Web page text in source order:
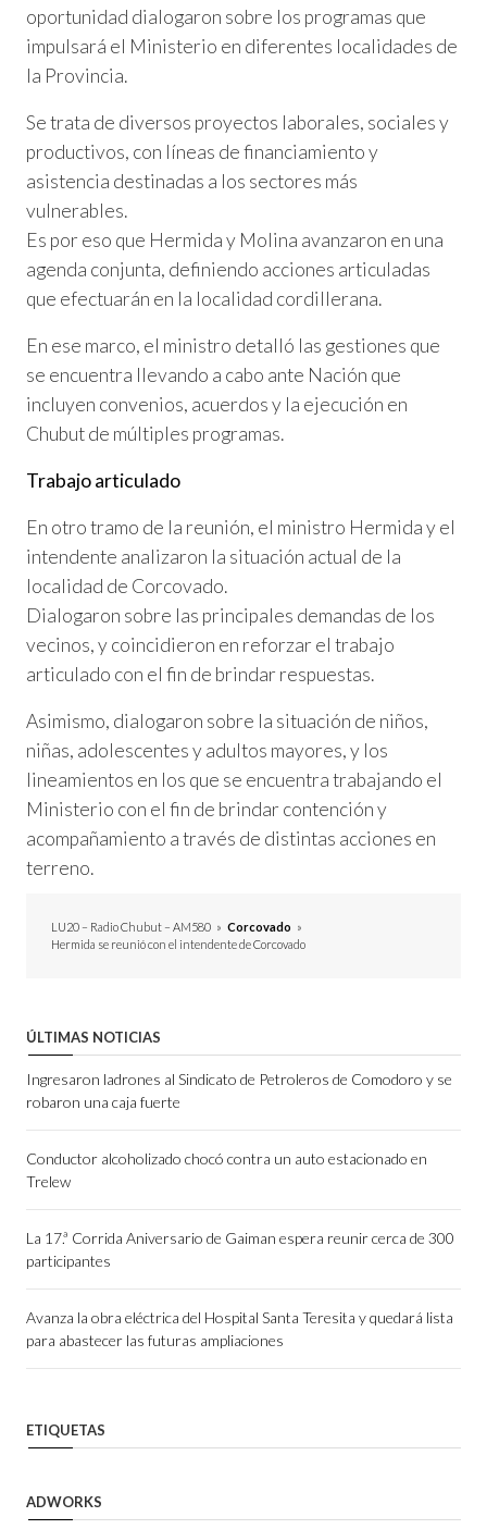
oportunidad dialogaron sobre los programas que
impulsará el Ministerio en diferentes localidades de
la Provincia.
Se trata de diversos proyectos laborales, sociales y
productivos, con líneas de financiamiento y
asistencia destinadas a los sectores más
vulnerables.
Es por eso que Hermida y Molina avanzaron en una
agenda conjunta, definiendo acciones articuladas
que efectuarán en la localidad cordillerana.
En ese marco, el ministro detalló las gestiones que
se encuentra llevando a cabo ante Nación que
incluyen convenios, acuerdos y la ejecución en
Chubut de múltiples programas.
Trabajo articulado
En otro tramo de la reunión, el ministro Hermida y el
intendente analizaron la situación actual de la
localidad de Corcovado.
Dialogaron sobre las principales demandas de los
vecinos, y coincidieron en reforzar el trabajo
articulado con el fin de brindar respuestas.
Asimismo, dialogaron sobre la situación de niños,
niñas, adolescentes y adultos mayores, y los
lineamientos en los que se encuentra trabajando el
Ministerio con el fin de brindar contención y
acompañamiento a través de distintas acciones en
terreno.
LU20 – Radio Chubut – AM580 » Corcovado »
Hermida se reunió con el intendente de Corcovado
ÚLTIMAS NOTICIAS
Ingresaron ladrones al Sindicato de Petroleros de Comodoro y se
robaron una caja fuerte
Conductor alcoholizado chocó contra un auto estacionado en
Trelew
La 17.ª Corrida Aniversario de Gaiman espera reunir cerca de 300
participantes
Avanza la obra eléctrica del Hospital Santa Teresita y quedará lista
para abastecer las futuras ampliaciones
ETIQUETAS
ADWORKS